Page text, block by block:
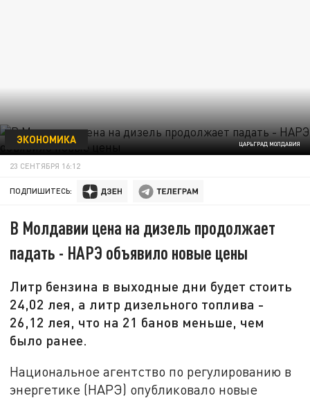
ЦАРЬГРАД МОЛДАВИЯ
ЭКОНОМИКА
23 СЕНТЯБРЯ 16:12
ПОДПИШИТЕСЬ:
В Молдавии цена на дизель продолжает
падать - НАРЭ объявило новые цены
Литр бензина в выходные дни будет стоить
24,02 лея, а литр дизельного топлива -
26,12 лея, что на 21 банов меньше, чем
было ранее.
Национальное агентство по регулированию в
энергетике (НАРЭ) опубликовало новые